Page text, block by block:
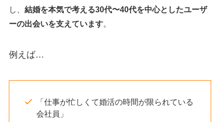
し、 結婚を本気で考える30代〜40代を中心としたユーザ
ーの出会いを支えています。
例えば…
「仕事が忙しくて婚活の時間が限られている
会社員」